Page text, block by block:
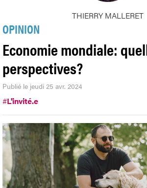
THIERRY MALLERET
OPINION
Economie mondiale:
perspectives?
Publié le jeudi 25 avr. 2024
#L'invité.e